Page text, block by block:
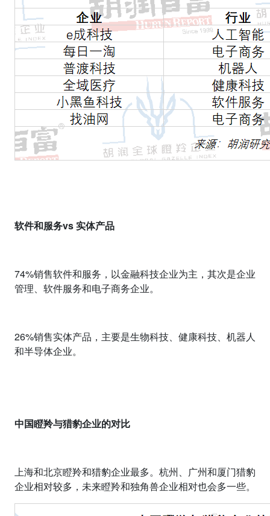
软件和服务vs实体产品
74%销售软件和服务，以金融科技企业为主，其次是企业
管理、软件服务和电子商务企业。
26%销售实体产品，主要是生物科技、健康科技、机器人
和半导体企业。
中国瞪羚与猎豹企业的对比
上海和北京瞪羚和猎豹企业最多。杭州、广州和厦门猎豹
企业相对较多，未来瞪羚和独角兽企业相对也会多一些。